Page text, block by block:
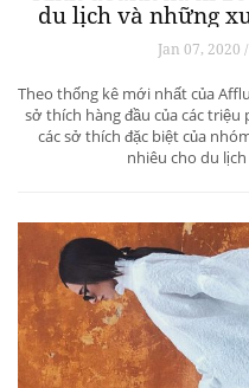
du lịch và những
ngành du
Jan 07, 2020
Theo thống kê mới nhất của
sở thích hàng đầu của các
các sở thích đặc biệt của
nhiêu cho du